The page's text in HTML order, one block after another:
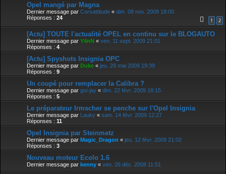
Opel mangé par Magna
Dernier message par Corsattitude « dim. 08 nov. 2009 18:00
Réponses : 24 1 2
[Actu] TOUTE l'actualité OPEL en continu sur le BLOGAUTO
Dernier message par Y4nN « ven. 11 sept. 2009 21:01
Réponses : 4
[Actu] Spyshots Insignia OPC
Dernier message par Duke « jeu. 28 mai 2009 19:39
Réponses : 9
Un coupé pour remplacer la Calibra ?
Dernier message par gsi-jay « dim. 22 févr. 2009 18:15
Réponses : 5
Le préparateur Irmscher se penche sur l'Opel Insignia
Dernier message par Lauky « sam. 14 févr. 2009 12:27
Réponses : 11
Opel Insignia par Steinmetz
Dernier message par Magic_Dragon « jeu. 12 févr. 2009 21:02
Réponses : 3
Nouveau moteur Ecolo 1.6
Dernier message par kenny « ven. 26 déc. 2008 11:51